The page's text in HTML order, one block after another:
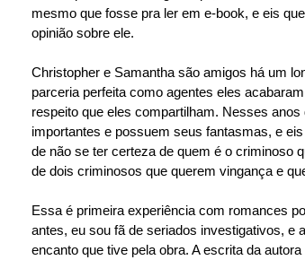
mesmo que fosse pra ler em e-book, e eis
opinião sobre ele.
Christopher e Samantha são amigos há um
parceria perfeita como agentes eles
respeito que eles compartilham. Nesses
importantes e possuem seus fantasmas, e
de não se ter certeza de quem é o criminoso
de dois criminosos que querem vingança e
Essa é primeira experiência com romances
antes, eu sou fã de seriados investigativos, e
encanto que tive pela obra. A escrita da